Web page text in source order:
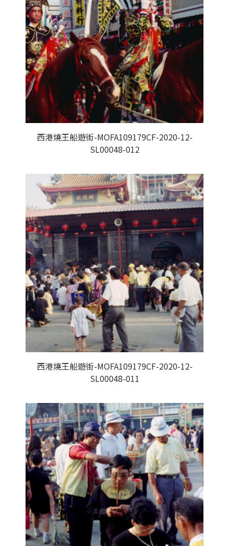
西港燒王船遊街-MOFA109179CF-2020-12-
SL00048-012
西港燒王船遊街-MOFA109179CF-2020-12-
SL00048-011